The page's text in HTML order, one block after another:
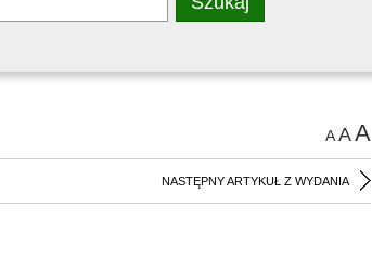
AAA
NASTĘPNY ARTYKUŁ Z WYDANIA